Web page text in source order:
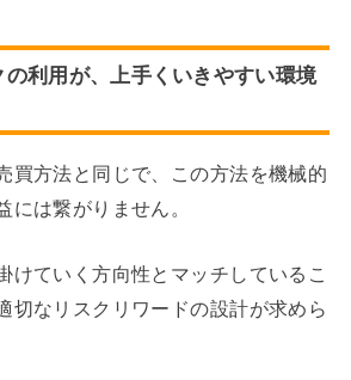
利用が、上手くいきやすい環境
買方法と同じで、この方法を機械的
には繋がりません。
けていく方向性とマッチしているこ
切なリスクリワードの設計が求めら